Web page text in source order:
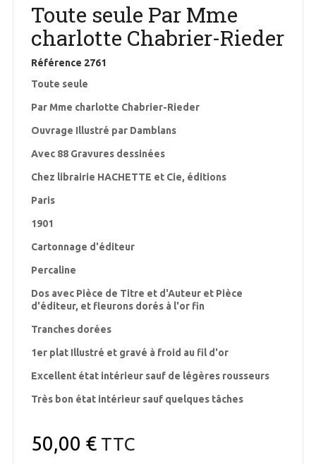
Toute seule Par Mme
charlotte Chabrier-Rieder
Référence 2761
Toute seule
Par Mme charlotte Chabrier-Rieder
Ouvrage Illustré par Damblans
Avec 88 Gravures dessinées
Chez librairie HACHETTE et Cie, éditions
Paris
1901
Cartonnage d'éditeur
Percaline
Dos avec Pièce de Titre et d'Auteur et Pièce
d'éditeur, et fleurons dorés à l'or fin
Tranches dorées
1er plat Illustré et gravé à froid au fil d'or
Excellent état intérieur sauf de légères rousseurs
Très bon état intérieur sauf quelques tâches
50,00 €TTC